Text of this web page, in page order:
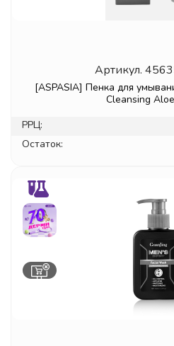
Артикул.
[ASPASIA] Пенка для
Cleansing
РРЦ:
Остаток: